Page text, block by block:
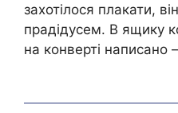
захотілося плакати,
прадідусем. В ящику
на конверті написано